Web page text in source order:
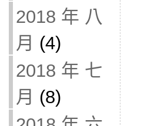
2018 年 八
月 (4)
2018 年 七
月 (8)